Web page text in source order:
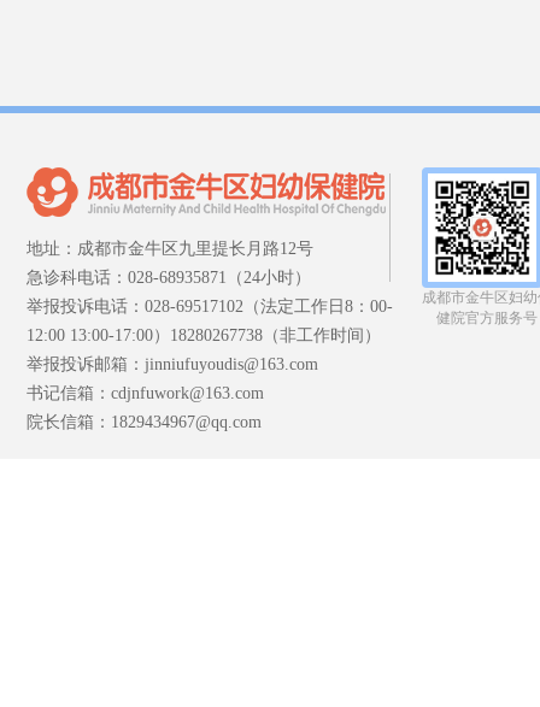
地址：成都市金牛区九里提长月路12号
急诊科电话：028-68935871（24小时）
举报投诉电话：028-69517102（法定工作日8：00-
12:00 13:00-17:00）18280267738（非工作时间）
举报投诉邮箱：jinniufuyoudis@163.com
书记信箱：cdjnfuwork@163.com
院长信箱：1829434967@qq.com
成都市金牛区妇
健院官方服务号